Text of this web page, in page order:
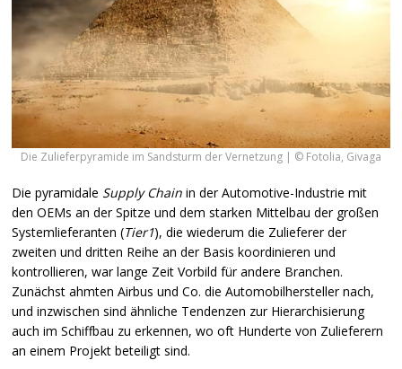
Die Zulieferpyramide im Sandsturm der Vernetzung | © Fotolia, Givaga
Die pyramidale Supply Chain in der Automotive-Industrie mit
denOEMs an der Spitze und dem starken Mittelbau der großen
Systemlieferanten (Tier1), die wiederum die Zulieferer der
zweiten und dritten Reihe an der Basis koordinieren und
kontrollieren, war lange Zeit Vorbild für andere Branchen.
Zunächst ahmten Airbus und Co. die Automobilhersteller nach,
und inzwischen sind ähnliche Tendenzen zur Hierarchisierung
auch im Schiffbau zu erkennen, wo oft Hunderte von Zulieferern
an einem Projekt beteiligt sind.